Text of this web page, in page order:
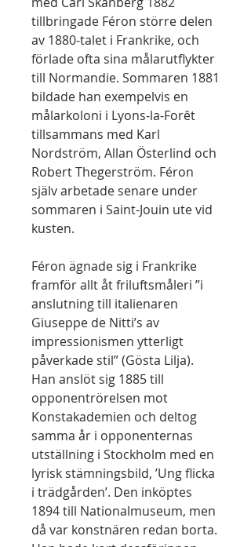
tillbringade Féron större delen
av 1880-talet i Frankrike, och
förlade ofta sina målarutflykter
till Normandie. Sommaren 1881
bildade han exempelvis en
målarkoloni i Lyons-la-Forêt
tillsammans med Karl
Nordström, Allan Österlind och
Robert Thegerström. Féron
själv arbetade senare under
sommaren i Saint-Jouin ute vid
kusten.
Féron ägnade sig i Frankrike
framför allt åt friluftsmåleri ”i
anslutning till italienaren
Giuseppe de Nitti’s av
impressionismen ytterligt
påverkade stil” (Gösta Lilja).
Han anslöt sig 1885 till
opponentrörelsen mot
Konstakademien och deltog
samma år i opponenternas
utställning i Stockholm med en
lyrisk stämningsbild, ’Ung flicka
i trädgården’. Den inköptes
1894 till Nationalmuseum, men
då var konstnären redan borta.